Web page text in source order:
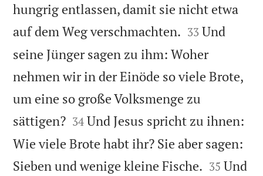
hungrig entlassen, damit sie nicht etwa
auf dem Weg verschmachten. 

33 Und
seine Jünger sagen zu ihm: Woher
nehmen wir in der Einöde so viele Brote,
um eine so große Volksmenge zu
sättigen?
34 Und Jesus spricht zu ihnen:
Wie viele Brote habt ihr? Sie aber sagen:
Sieben und wenige kleine Fische. 

35 Und